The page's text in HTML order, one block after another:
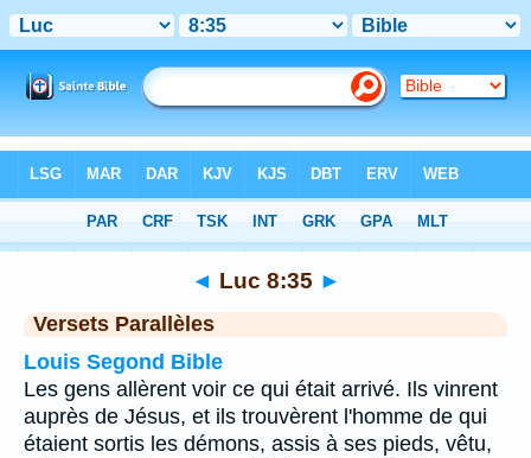
Chapitre 8 > Verset 35
◄ Luc 8:35 ►
Versets Parallèles
Louis Segond Bible
Les gens allèrent voir ce qui était arrivé. Ils vinrent
auprès de Jésus, et ils trouvèrent l'homme de qui
étaient sortis les démons, assis à ses pieds, vêtu,